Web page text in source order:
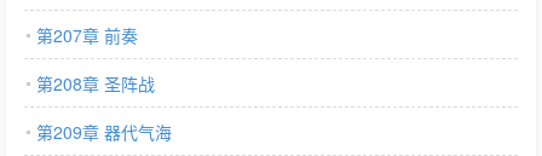
第207章 前奏
第208章 圣阵战
第209章 器代气海